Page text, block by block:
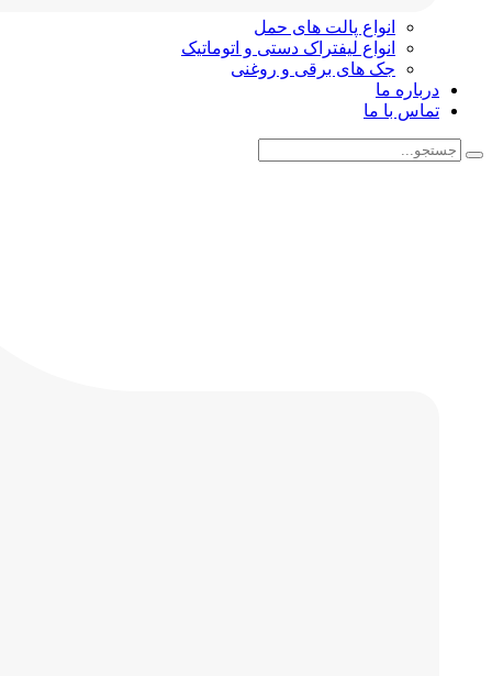
انواع پالت های حمل
انواع لیفتراک دستی و اتوماتیک
جک های برقی و روغنی
درباره ما
تماس با ما